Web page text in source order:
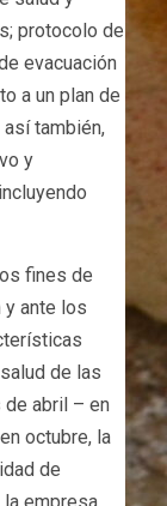
protocolo de
evacuación
a un plan de
también,
y
fines de
y ante los
de las
abril – en
octubre, la
de
empresa